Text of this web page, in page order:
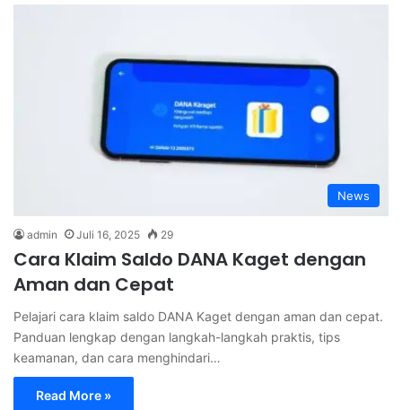
News
admin Juli 16, 2025 29
Cara Klaim Saldo DANA Kaget dengan
Aman dan Cepat
Pelajari cara klaim saldo DANA Kaget dengan aman dan cepat.
Panduan lengkap dengan langkah-langkah praktis, tips
keamanan, dan cara menghindari…
Read More »